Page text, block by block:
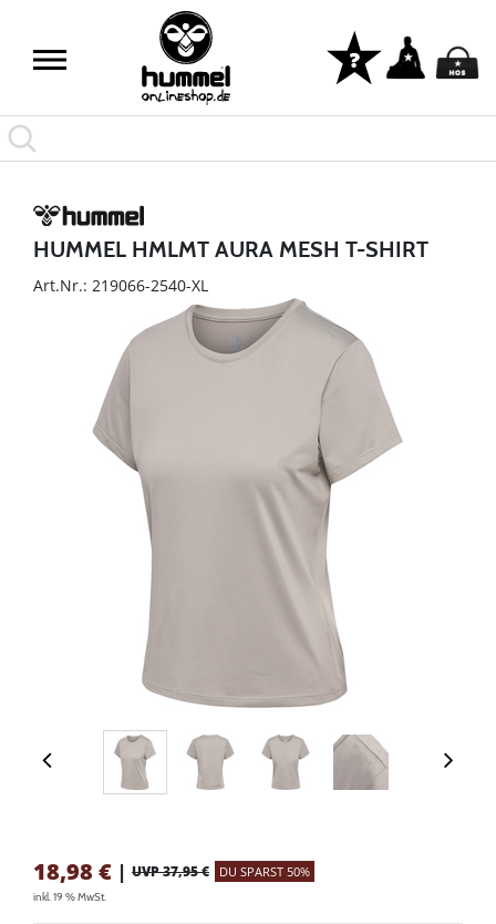
HUMMEL HMLMT AURA MESH T-SHIRT
Art.Nr.: 219066-2540-XL
18,98 € | UVP 37,95 € DU SPARST 50%
inkl. 19 % MwSt.